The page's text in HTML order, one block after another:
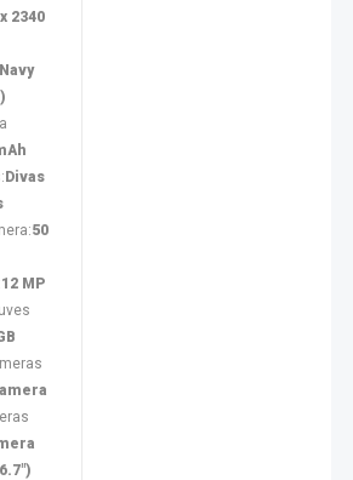
2340
Navy
Divas
50
12 MP